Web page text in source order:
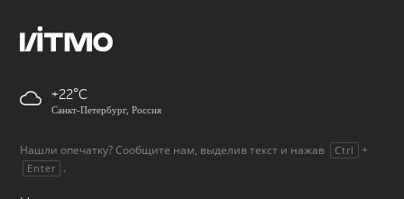
+22
Санкт-Петербург, Россия
Нашли опечатку? Сообщите нам, выделив текст и нажав Ctrl +
Enter .